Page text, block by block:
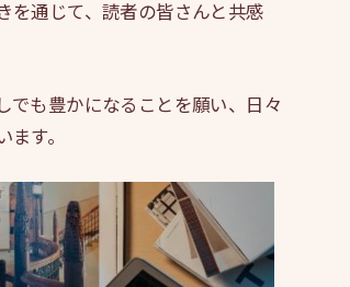
を通じて、読者の皆さんと共感
でも豊かになることを願い、日々
す。